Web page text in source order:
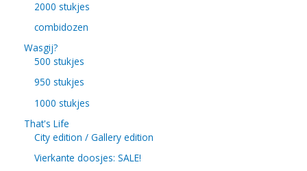
2000 stukjes
combidozen
Wasgij?
500 stukjes
950 stukjes
1000 stukjes
That's Life
City edition / Gallery edition
Vierkante doosjes: SALE!